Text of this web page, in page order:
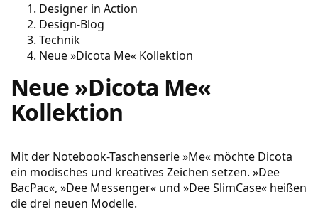
Designer in Action
Design-Blog
Technik
Neue »Dicota Me« Kollektion
Neue »Dicota Me«
Kollektion
Mit der Notebook-Taschenserie »Me« möchte Dicota
ein modisches und kreatives Zeichen setzen. »Dee
BacPac«, »Dee Messenger« und »Dee SlimCase« heißen
die drei neuen Modelle.